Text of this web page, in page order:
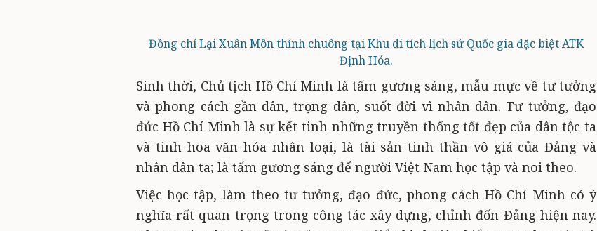
Đồng chí Lại Xuân Môn thỉnh chuông tại Khu di tích lịch sử Quốc gia đặc biệt ATK
Định Hóa.
Sinh thời, Chủ tịch Hồ Chí Minh là tấm gương sáng, mẫu mực về tư tưởng
và phong cách gần dân, trọng dân, suốt đời vì nhân dân. Tư tưởng, đạo
đức Hồ Chí Minh là sự kết tinh những truyền thống tốt đẹp của dân tộc ta
và tinh hoa văn hóa nhân loại, là tài sản tinh thần vô giá của Đảng và
nhân dân ta; là tấm gương sáng để người Việt Nam học tập và noi theo.
Việc học tập, làm theo tư tưởng, đạo đức, phong cách Hồ Chí Minh có ý
nghĩa rất quan trọng trong công tác xây dựng, chỉnh đốn Đảng hiện nay.